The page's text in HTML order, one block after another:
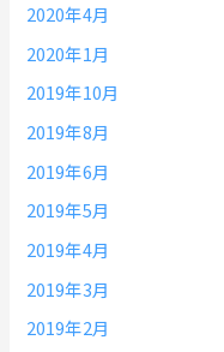
2020年4月
2020年1月
2019年10月
2019年8月
2019年6月
2019年5月
2019年4月
2019年3月
2019年2月